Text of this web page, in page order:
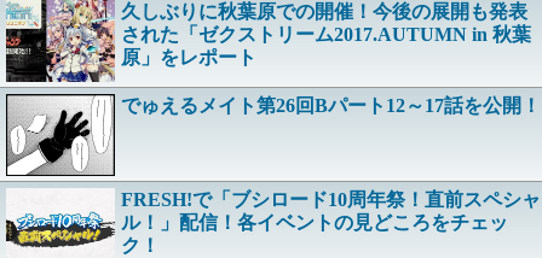
久しぶりに秋葉原での開催！今後の展開も発表
された「ゼクストリーム2017.AUTUMN in 秋葉
原」をレポート
でゅえるメイト第26回Bパート12～17話を公開！
FRESH!で「ブシロード10周年祭！直前スペシャ
ル！」配信！各イベントの見どころをチェッ
ク！